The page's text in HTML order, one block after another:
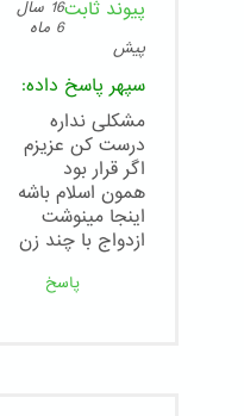
پیوند ثابت
16 سال
6 ماه
پیش
سپهر پاسخ داده:
مشکلی نداره
درست کن عزیزم
اگر قرار بود
همون اسلام باشه
اینجا مینوشت
ازدواج با چند زن
پاسخ